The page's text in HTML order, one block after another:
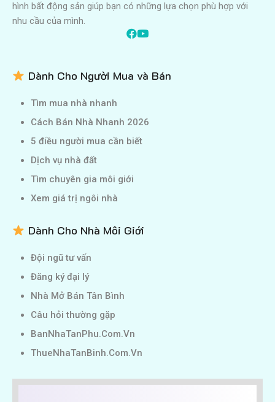
hình bất động sản giúp bạn có những lựa chọn phù hợp với
nhu cầu của mình.
Dành Cho Người Mua và Bán
Tìm mua nhà nhanh
Cách Bán Nhà Nhanh 2026
5 điều người mua cần biết
Dịch vụ nhà đất
Tìm chuyên gia môi giới
Xem giá trị ngôi nhà
Dành Cho Nhà Môi Giới
Đội ngũ tư vấn
Đăng ký đại lý
Nhà Mở Bán Tân Bình
Câu hỏi thường gặp
BanNhaTanPhu.Com.Vn
ThueNhaTanBinh.Com.Vn